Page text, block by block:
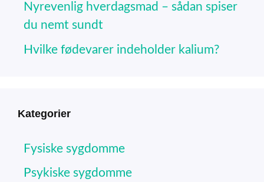
Nyrevenlig hverdagsmad – sådan spiser
du nemt sundt
Hvilke fødevarer indeholder kalium?
Kategorier
Fysiske sygdomme
Psykiske sygdomme